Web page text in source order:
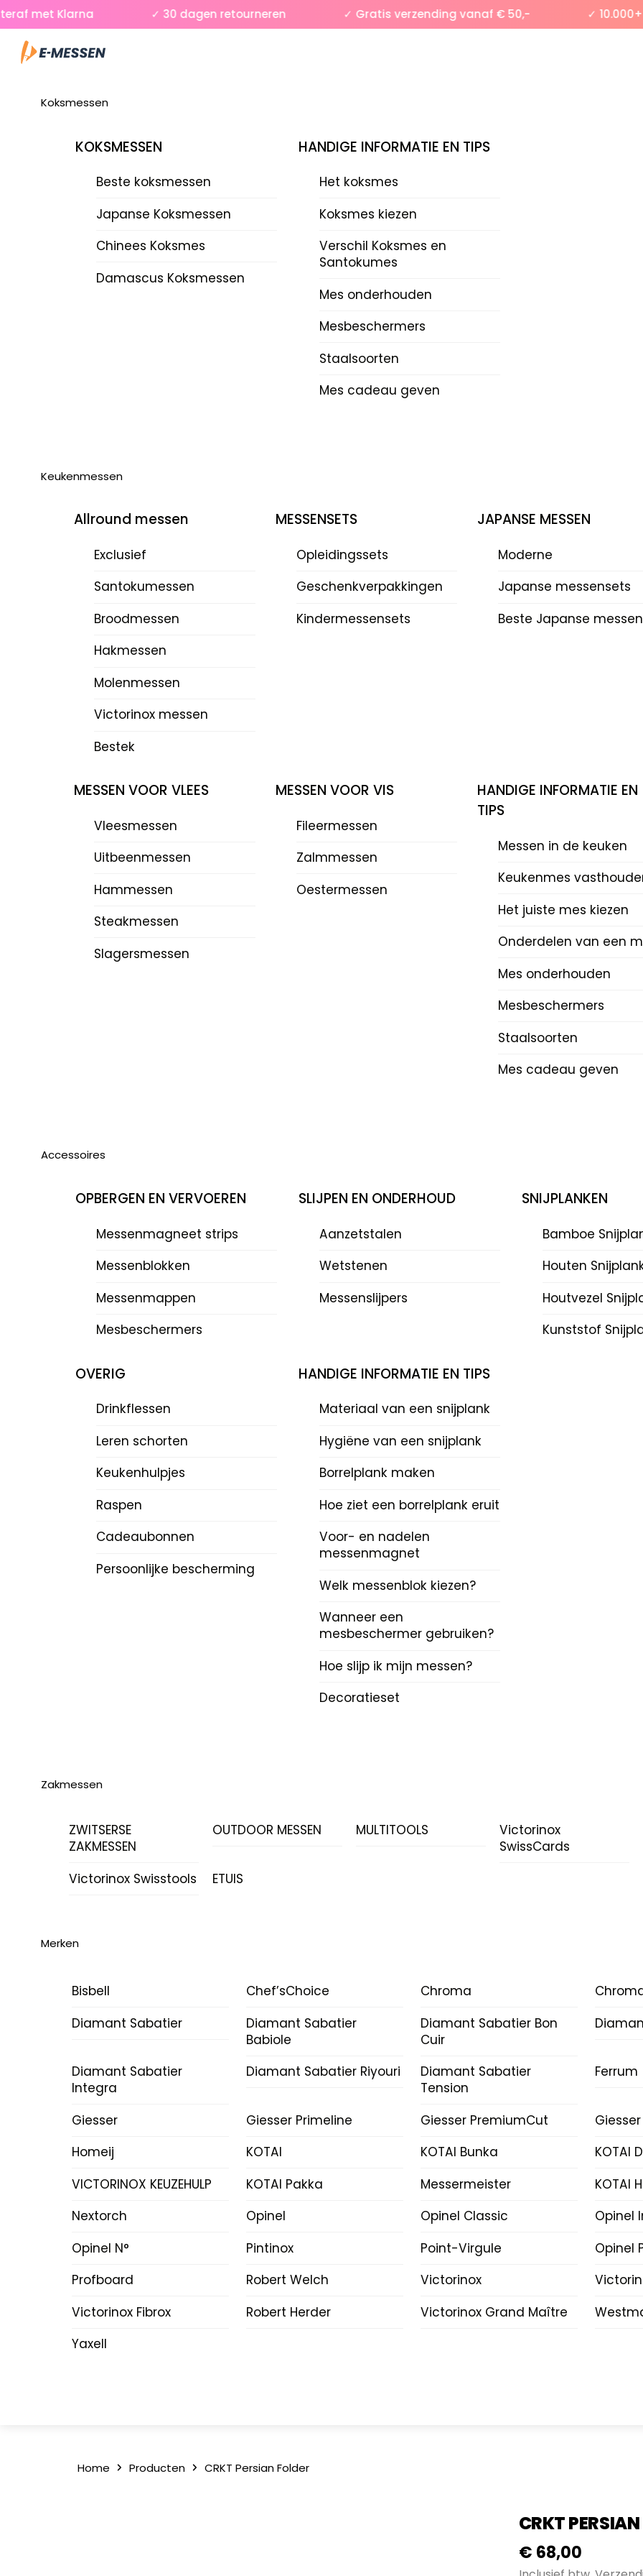
Skip
to
content
met Klarna ✓ 30 dagen retourneren ✓ Gratis verzending vanaf € 50,- ✓ 10.000+
Menu
Koksmessen
KOKSMESSEN
Beste koksmessen
Japanse Koksmessen
Chinees Koksmes
Damascus Koksmessen
HANDIGE INFORMATIE EN TIPS
Het koksmes
Koksmes kiezen
Verschil Koksmes en
Santokumes
Mes onderhouden
Mesbeschermers
Staalsoorten
Mes cadeau geven
Keukenmessen
Allround messen
Exclusief
Santokumessen
Broodmessen
Hakmessen
Molenmessen
Victorinox messen
Bestek
MESSENSETS
Opleidingssets
Geschenkverpakkingen
Kindermessensets
JAPANSE MESSEN
Moderne
Japanse messensets
Beste Japanse messen
MESSEN VOOR VLEES
Vleesmessen
Uitbeenmessen
Hammessen
Steakmessen
Slagersmessen
MESSEN VOOR VIS
Fileermessen
Zalmmessen
Oestermessen
HANDIGE INFORMATIE EN
TIPS
Messen in de keuken
Keukenmes
Het juiste mes kiezen
Onderdelen van een
Mes onderhouden
Mesbeschermers
Staalsoorten
Mes cadeau geven
Accessoires
OPBERGEN EN VERVOEREN
Messenmagneet strips
Messenblokken
Messenmappen
Mesbeschermers
SLIJPEN EN ONDERHOUD
Aanzetstalen
Wetstenen
Messenslijpers
SNIJPLANKEN
Bamboe
Houten
Houtvezel
Kunststof
OVERIG
Drinkflessen
Leren schorten
Keukenhulpjes
Raspen
Cadeaubonnen
Persoonlijke bescherming
HANDIGE INFORMATIE EN TIPS
Materiaal van een snijplank
Hygiëne van een snijplank
Borrelplank maken
Hoe ziet een borrelplank eruit
Voor- en nadelen
messenmagnet
Welk messenblok kiezen?
Wanneer een
mesbeschermer gebruiken?
Hoe slijp ik mijn messen?
Decoratieset
Zakmessen
ZWITSERSE
ZAKMESSEN
OUTDOOR MESSEN MULTITOOLS
Victorinox
SwissCards
Victorinox Swisstools
ETUIS
Merken
Bisbell Chef’sChoice Chroma
Diamant Sabatier
Diamant Sabatier
Babiole
Diamant Sabatier Bon
Cuir
Diamant Sabatier
Integra
Diamant Sabatier Riyouri
Diamant Sabatier
Tension
Ferrum
Giesser Giesser Primeline Giesser PremiumCut
Homeij
KOTAI KOTAI Bunka
KOTAI
VICTORINOX KEUZEHULP
KOTAI Pakka Messermeister
KOTAI
Nextorch
Opinel Opinel Classic
Opinel
Opinel N°
Pintinox Point-Virgule
Opinel
Profboard
Robert Welch Victorinox
Victorinox Fibrox
Robert Herder Victorinox Grand Maître
Yaxell
Home Producten CRKT Persian Folder
CRKT PERSIAN
€ 68,00